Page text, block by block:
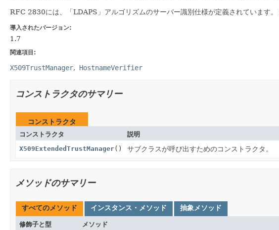
RFC 2830には、「LDAPS」アルゴリズムのサーバー識別仕様が定義されています。
導入されたバージョン:
1.7
関連項目:
X509TrustManager HostnameVerifier
コンストラクタのサマリー
コンストラクタ
コンストラクタ
説明
X509ExtendedTrustManager() サブクラスが呼び出すためのコンストラクタ。
メソッドのサマリー
すべてのメソッド インスタンス・メソッド 抽象メソッド
修飾子と型 メソッド